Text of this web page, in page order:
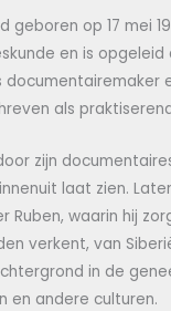
geboren op 17 mei
en is opgeleid
documentairemaker
als
zijn
laat zien.
Ruben, waarin hij
verkent, van
in de
en andere culturen.